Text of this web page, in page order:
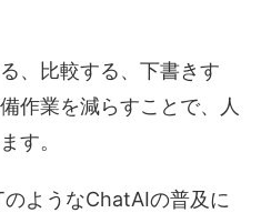
、比較する、下書きす
作業を減らすことで、人
す。
ようなChatAIの普及に